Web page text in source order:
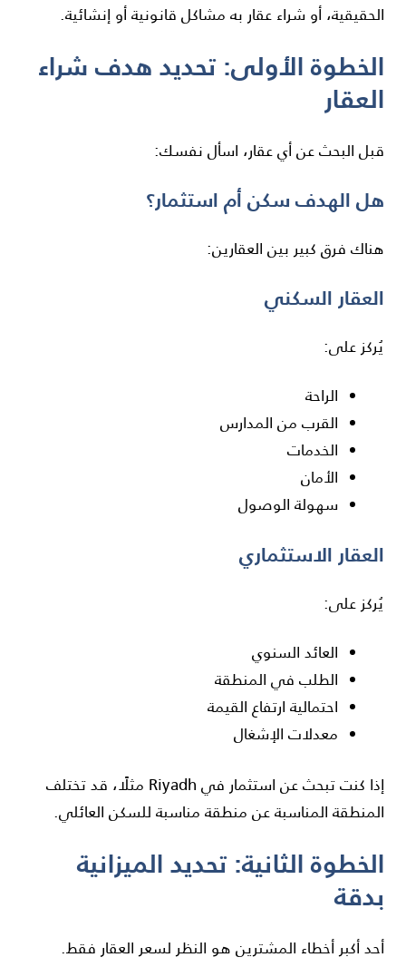
الحقيقية، أو شراء عقار به مشاكل قانونية أو إنشائية.
الخطوة الأولى: تحديد هدف شراء
العقار
قبل البحث عن أي عقار، اسأل نفسك:
هل الهدف سكن أم استثمار؟
هناك فرق كبير بين العقارين:
العقار السكني
يُركز على:
الراحة
القرب من المدارس
الخدمات
الأمان
سهولة الوصول
العقار الاستثماري
يُركز على:
العائد السنوي
الطلب في المنطقة
احتمالية ارتفاع القيمة
معدلات الإشغال
إذا كنت تبحث عن استثمار في Riyadh مثلًا، قد تختلف
المنطقة المناسبة عن منطقة مناسبة للسكن العائلي.
الخطوة الثانية: تحديد الميزانية
بدقة
أحد أكبر أخطاء المشترين هو النظر لسعر العقار فقط.